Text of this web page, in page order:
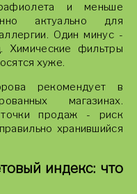
и меньше
актуально для
Один минус -
Химические фильтры
хуже.
рекомендует в
магазинах.
продаж - риск
хранившийся
индекс: что